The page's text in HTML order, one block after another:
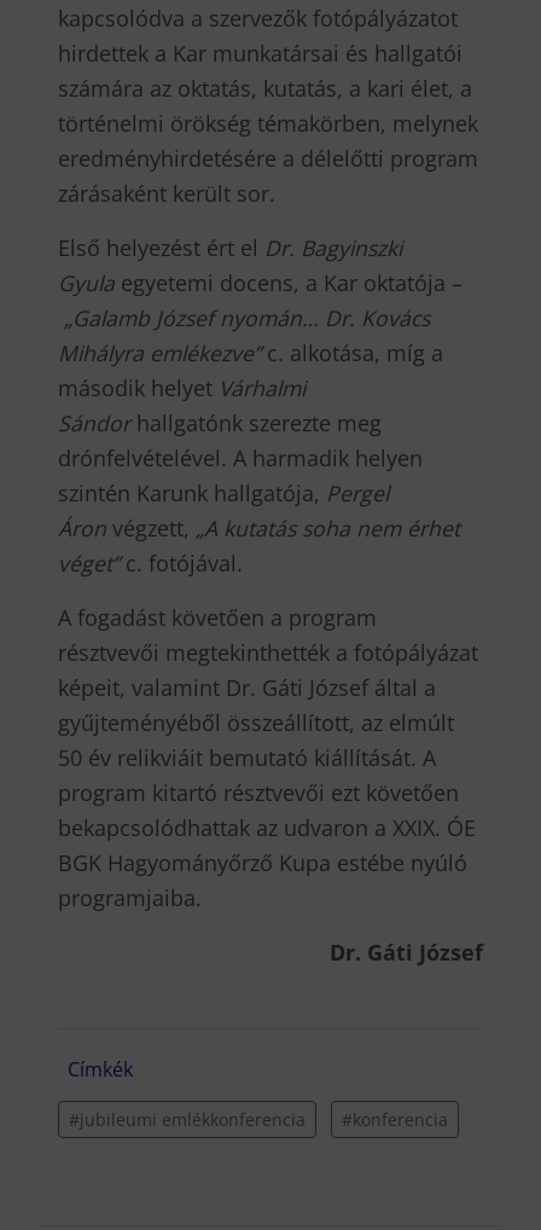
kapcsolódva a szervezők fotópályázatot
hirdettek a Kar munkatársai és hallgatói
számára az oktatás, kutatás, a kari élet, a
történelmi örökség témakörben, melynek
eredményhirdetésére a délelőtti program
zárásaként került sor.
Első helyezést ért el Dr. Bagyinszki
Gyula egyetemi docens, a Kar oktatója –
„Galamb József nyomán… Dr. Kovács
Mihályra emlékezve”c. alkotása, míg a
második helyet Várhalmi
Sándorhallgatónk szerezte meg
drónfelvételével. A harmadik helyen
szintén Karunk hallgatója, Pergel
Áron végzett, „A kutatás soha nem érhet
véget”c. fotójával.
A fogadást követően a program
résztvevői megtekinthették a fotópályázat
képeit, valamint Dr. Gáti József által a
gyűjteményéből összeállított, az elmúlt
50 év relikviáit bemutató kiállítását. A
program kitartó résztvevői ezt követően
bekapcsolódhattak az udvaron a XXIX. ÓE
BGK Hagyományőrző Kupa estébe nyúló
programjaiba.
Dr. Gáti József
Címkék
#jubileumi emlékkonferencia #konferencia